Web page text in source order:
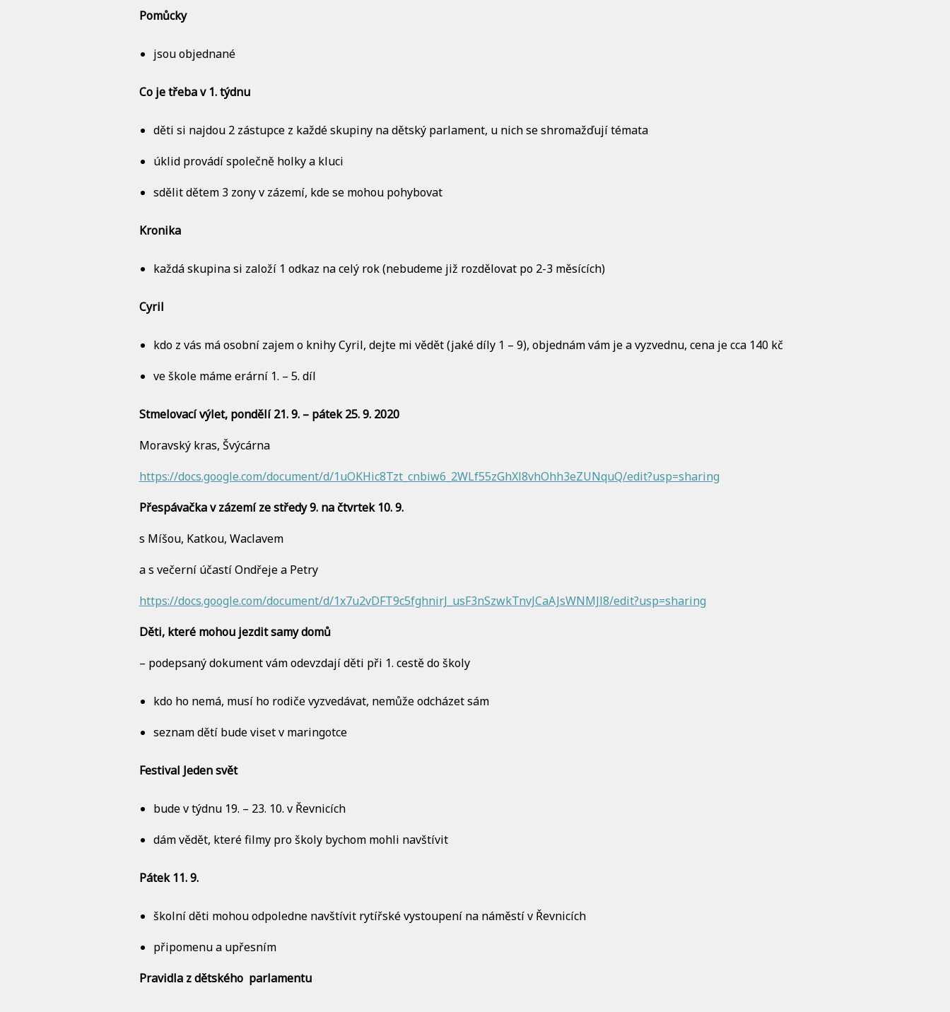
Pomůcky
jsou objednané
Co je třeba v 1. týdnu
děti si najdou 2 zástupce z každé skupiny na dětský parlament, u nich se shromažďují témata
úklid provádí společně holky a kluci
sdělit dětem 3 zony v zázemí, kde se mohou pohybovat
Kronika
každá skupina si založí 1 odkaz na celý rok (nebudeme již rozdělovat po 2-3 měsících)
Cyril
kdo z vás má osobní zajem o knihy Cyril, dejte mi vědět (jaké díly 1 – 9), objednám vám je a vyzvednu, cena je cca 140 kč
ve škole máme erární 1. – 5. díl
Stmelovací výlet, pondělí 21. 9. – pátek 25. 9. 2020
Moravský kras, Švýcárna
https://docs.google.com/document/d/1uOKHic8Tzt_cnbiw6_2WLf55zGhXl8vhOhh3eZUNquQ/edit?usp=sharing
Přespávačka v zázemí ze středy 9. na čtvrtek 10. 9.
s Míšou, Katkou, Waclavem
a s večerní účastí Ondřeje a Petry
https://docs.google.com/document/d/1x7u2vDFT9c5fghnirJ_usF3nSzwkTnvJCaAJsWNMJl8/edit?usp=sharing
Děti, které mohou jezdit samy domů
– podepsaný dokument vám odevzdají děti při 1. cestě do školy
kdo ho nemá, musí ho rodiče vyzvedávat, nemůže odcházet sám
seznam dětí bude viset v maringotce
Festival Jeden svět
bude v týdnu 19. – 23. 10. v Řevnicích
dám vědět, které filmy pro školy bychom mohli navštívit
Pátek 11. 9.
školní děti mohou odpoledne navštívit rytířské vystoupení na náměstí v Řevnicích
připomenu a upřesním
Pravidla z dětského parlamentu